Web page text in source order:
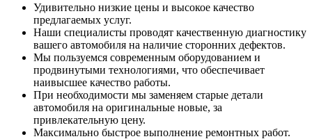
Удивительно низкие цены и высокое качество
предлагаемых услуг.
Наши специалисты проводят качественную диагностику
вашего автомобиля на наличие сторонних дефектов.
Мы пользуемся современным оборудованием и
продвинутыми технологиями, что обеспечивает
наивысшее качество работы.
При необходимости мы заменяем старые детали
автомобиля на оригинальные новые, за
привлекательную цену.
Максимально быстрое выполнение ремонтных работ.